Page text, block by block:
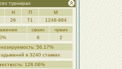
турнирах
Н П
М
26 71
1248-984
своих
чужих
6
2
56.17%
в 3240 ставках
126.06%